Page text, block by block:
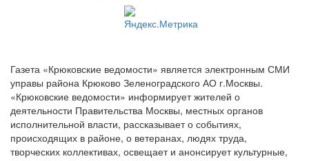
Газета «Крюковские ведомости» является электронным СМИ
управы района Крюково Зеленоградского АО г.Москвы.
«Крюковские ведомости» информирует жителей о
деятельности Правительства Москвы, местных органов
исполнительной власти, рассказывает о событиях,
происходящих в районе, о ветеранах, людях труда,
творческих коллективах, освещает и анонсирует культурные,